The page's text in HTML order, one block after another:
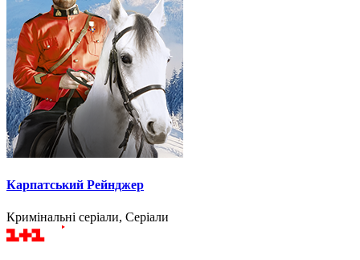
Карпатський Рейнджер
Кримінальні серіали, Серіали